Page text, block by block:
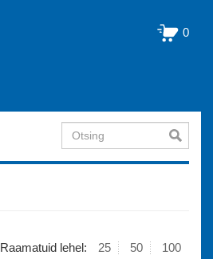
0
Otsing
Raamatuid lehel: 25 50 100